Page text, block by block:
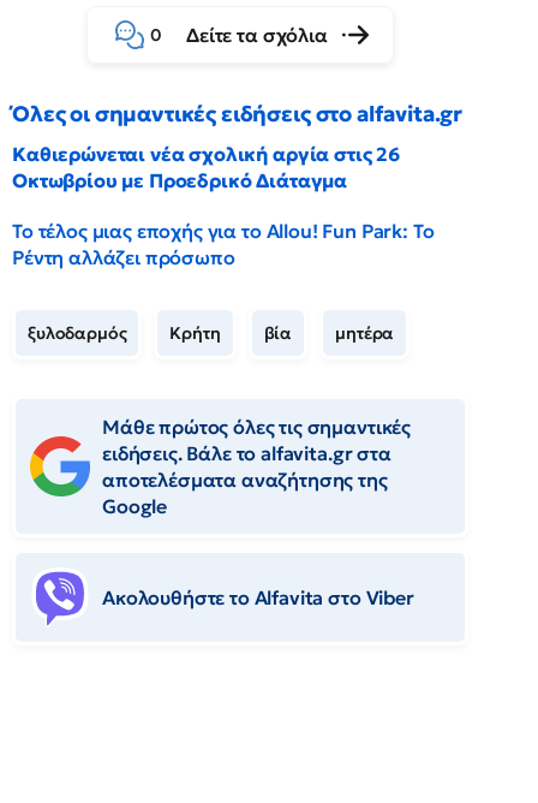
0 Δείτε τα σχόλια
Όλες οι σημαντικές ειδήσεις στο alfavita.gr
Καθιερώνεται νέα σχολική αργία στις 26
Οκτωβρίου με Προεδρικό Διάταγμα
Το τέλος μιας εποχής για το Allou! Fun Park: Το
Ρέντη αλλάζει πρόσωπο
ξυλοδαρμός Κρήτη βία μητέρα
Μάθε πρώτος όλες τις σημαντικές
ειδήσεις. Βάλε το alfavita.gr στα
αποτελέσματα αναζήτησης της
Google
Ακολουθήστε το Αlfavita στο Viber